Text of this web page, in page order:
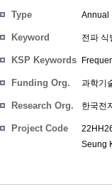
Type Annual
Keyword 전파
KSP Keywords
Funding Org. 과학기
Research Org. 한국전
Project Code
Seung